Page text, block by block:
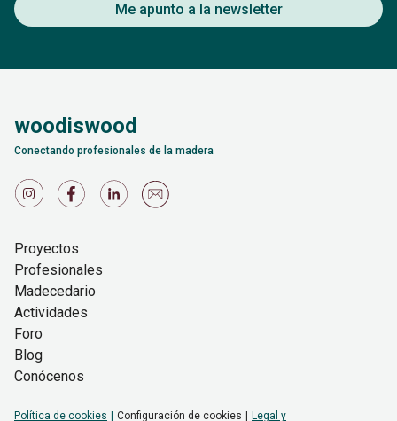
Me apunto a la newsletter
woodiswood
Conectando profesionales de la madera
Proyectos
Profesionales
Madecedario
Actividades
Foro
Blog
Conócenos
Política de cookies Configuración de cookies Legal y